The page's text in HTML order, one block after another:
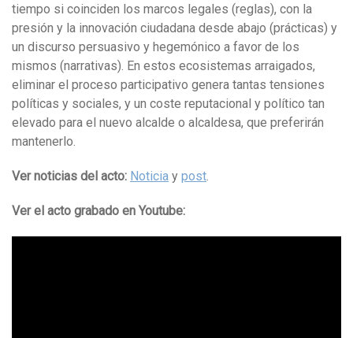
tiempo si coinciden los marcos legales (reglas), con la
presión y la innovación ciudadana desde abajo (prácticas) y
un discurso persuasivo y hegemónico a favor de los
mismos (narrativas). En estos ecosistemas arraigados,
eliminar el proceso participativo genera tantas tensiones
políticas y sociales, y un coste reputacional y político tan
elevado para el nuevo alcalde o alcaldesa, que preferirán
mantenerlo.
Ver noticias del acto: Noticia y post
Ver el acto grabado en Youtube: